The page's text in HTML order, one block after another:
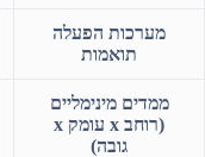
מערכות הפעלה
תואמות
ממדים מינימליים
(רוחב x עומק x
גובה)